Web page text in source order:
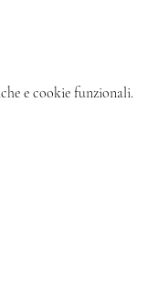
e cookie funzionali.